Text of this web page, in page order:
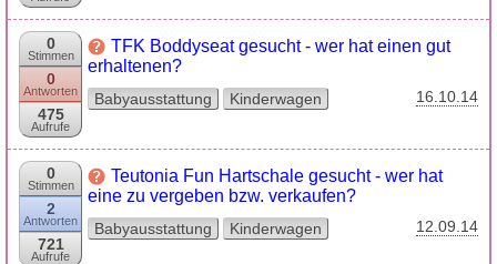
0
Stimmen
0
Antworten
475
Aufrufe
TFK Boddyseat gesucht - wer hat einen gut
erhaltenen?
Babyausstattung Kinderwagen 16.10.14
0
Stimmen
2
Antworten
721
Aufrufe
Teutonia Fun Hartschale gesucht - wer hat
eine zu vergeben bzw. verkaufen?
Babyausstattung Kinderwagen 12.09.14